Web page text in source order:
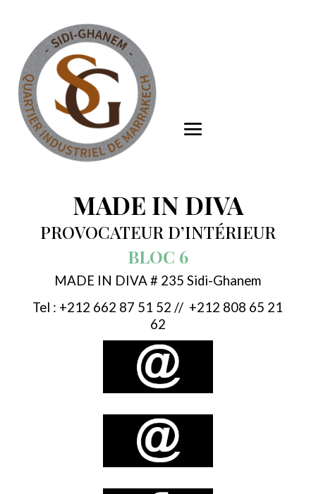
MADE IN DIVA
PROVOCATEUR D’INTÉRIEUR
BLOC 6
MADE IN DIVA # 235 Sidi-Ghanem
Tel : +212 662 87 51 52 // +212 808 65 21
62